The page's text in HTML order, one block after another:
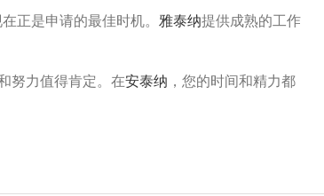
正是申请的最佳时机。 雅泰纳提供成熟的工作
努力值得肯定。在安泰纳 ，您的时间和精力都